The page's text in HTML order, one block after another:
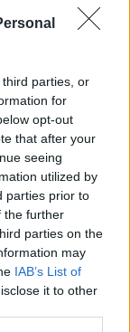
parties, or
for
opt-out
that after your
seeing
utilized by
parties prior to
the further
parties on the
may
IAB’s List of
it to other
στην
τους με τις
είναι πολύ
και
2009
των
από
μια κινέζικη
η